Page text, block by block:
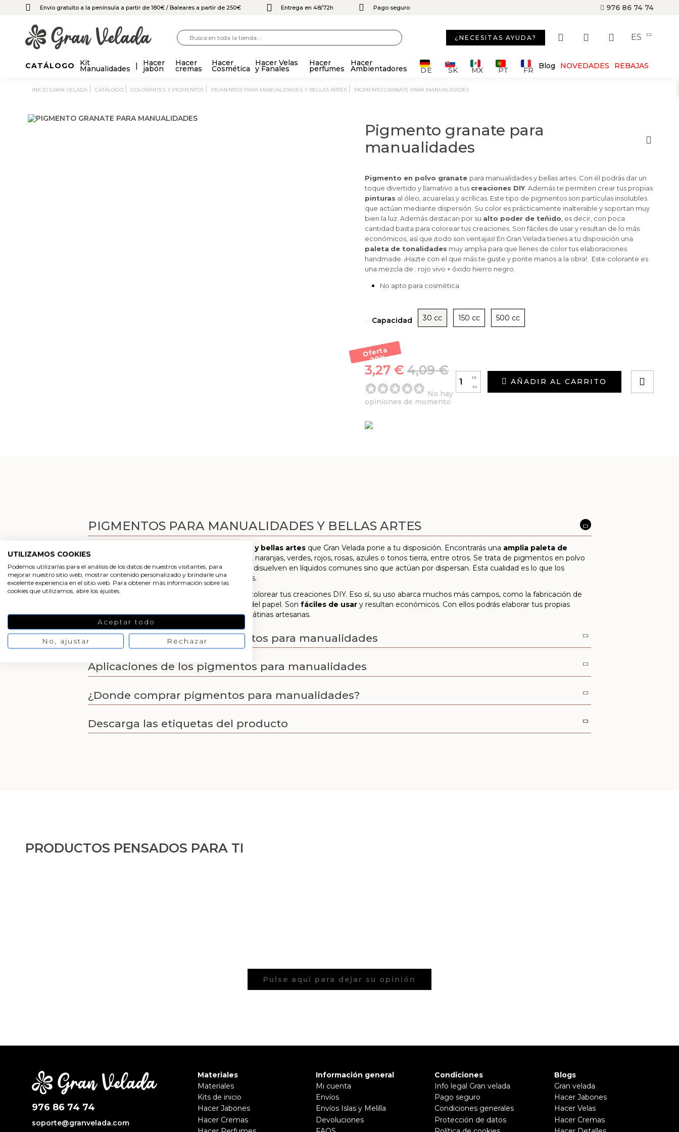
Envío gratuito a la península a partir de 180€ / Baleares a partir de 250€ Entrega en 48/72h Pago seguro 976 86 74 74
¿NECESITAS AYUDA? ES
CATÁLOGO Kit
Manualidades
Hacer
jabón
Hacer
cremas
Hacer
Cosmética
Hacer Velas
y Fanales
Hacer
perfumes
Hacer
Ambientadores DE SK MX PT FR Blog NOVEDADES REBAJAS
INICIO GRAN VELADA CATÁLOGO COLORANTES Y PIGMENTOS PIGMENTOS PARA MANUALIDADES Y BELLAS ARTES PIGMENTO GRANATE PARA MANUALIDADES
Pigmento granate para
manualidades
Pigmento en polvo granate para manualidades y bellas artes. Con él podrás dar un
toque divertido y llamativo a tus creaciones DIY. Además te permiten crear tus propias
pinturas al óleo, acuarelas y acrílicas. Este tipo de pigmentos son partículas insolubles
que actúan mediante dispersión. Su color es prácticamente inalterable y soportan muy
bien la luz. Además destacan por su alto poder de teñido , es decir, con poca
cantidad basta para colorear tus creaciones. Son fáciles de usar y resultan de lo más
económicos, así que ¡todo son ventajas! En Gran Velada tienes a tu disposición una
paleta de tonalidades muy amplia para que llenes de color tus elaboraciones
handmade. ¡Hazte con el que más te guste y ponte manos a la obra!.
Este colorante es
una mezcla de : rojo vivo + óxido hierro negro.
No apto para cosmética
Capacidad 30 cc 150 cc 500 cc
Oferta
-20
%
4,09 €
3,27 €
No hay
opiniones de momento
-
+
AÑADIR AL CARRITO
PIGMENTOS PARA MANUALIDADES Y BELLAS ARTES
pigmentos para manualidades y bellas artes que Gran Velada pone a tu disposición. Encontrarás una amplia paleta de
colores
que cubren toda la gama de amarillos, naranjas, verdes, rojos, rosas, azules o tonos tierra, entre otros. Se trata de pigmentos en polvo
micronizado que son insolubles, es decir, no se disuelven en líquidos comunes sino que actúan por dispersan. Esta cualidad es lo que los
diferencia fundamentalmente de los colorantes.
Con los pigmentos para manualidades podrás colorear tus creaciones DIY. Eso sí, su uso abarca muchos más campos, como la fabricación de
recubrimientos y tintas en polvo o la industria del papel. Son fáciles de usar y resultan económicos. Con ellos podrás elaborar tus propias
pinturas al óleo, acuarelas o acrílicas y fabricar pátinas artesanas.
Caracteristicas de los pigmentos para manualidades
Aplicaciones de los pigmentos para manualidades
¿Donde comprar pigmentos para manualidades?
Descarga las etiquetas del producto
PRODUCTOS PENSADOS PARA TI
Pulse aquí para dejar su opinión
976 86 74 74
soporte@granvelada.com
Materiales
Materiales
Kits de inicio
Hacer Jabones
Hacer Cremas
Información general
Mi cuenta
Envíos
Envíos Islas y Melilla
Devoluciones
Condiciones
Info legal Gran velada
Pago seguro
Condiciones generales
Protección de datos
Blogs
Gran velada
Hacer Jabones
Hacer Velas
Hacer Cremas
UTILIZAMOS COOKIES
Podemos utilizarlas para el análisis de los datos de nuestros visitantes, para
mejorar nuestro sitio web, mostrar contenido personalizado y brindarle una
excelente experiencia en el sitio web. Para obtener más información sobre las
cookies que utilizamos, abre los ajustes.
Aceptar todo
No, ajustar Rechazar